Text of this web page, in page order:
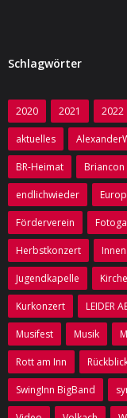
Schlagwörter
2020 2021 2022
aktuelles
BR-Heimat Briancon
endlichwieder
Förderverein
Herbstkonzert
Jugendkapelle
Kurkonzert LEIDER
Musifest Musik
Rott am Inn
SwingInn BigBand